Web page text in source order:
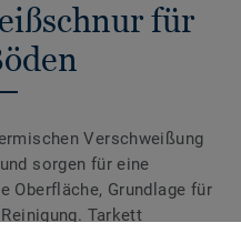
für
Verschweißung
sorgen für eine
Oberfläche, Grundlage für
Tarkett